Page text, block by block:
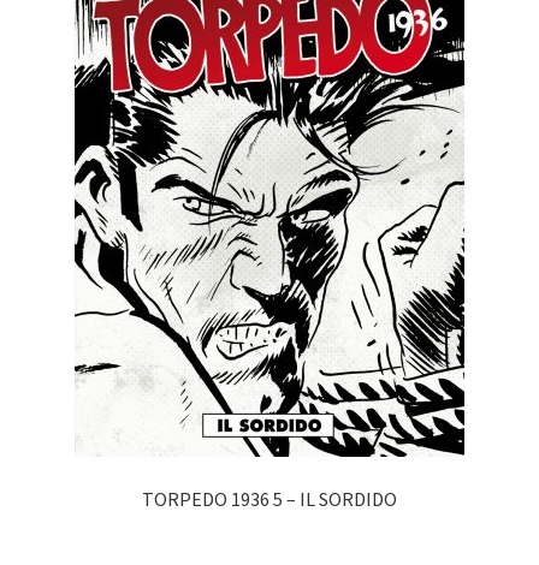
TORPEDO 1936 5 – IL SORDIDO